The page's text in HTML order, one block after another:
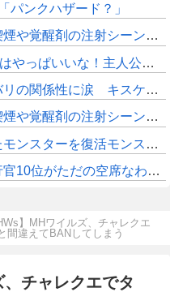
パンクハザード？」
で問題視「社会的な問題になっている時に紛らわしいことをするな」
！主人公として魅力的すぎる…！
性に涙 キスケの株も急上昇
で問題視「社会的な問題になっている時に紛らわしいことをするな」
活モンスターと呼ぶのはやめよう
がただの空席なわけない！
】MHワイルズ、チャレクエ
間違えてBANしてしまう
、チャレクエでタ